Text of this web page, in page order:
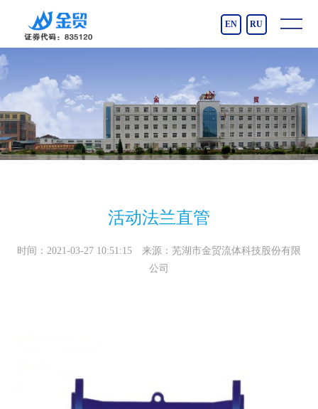
RU
EN
活动法兰直管
时间：2021-03-27 10:51:15 来源：芜湖市金贸流体科技股份有限
公司